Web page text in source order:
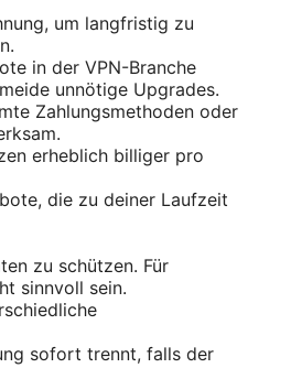
um langfristig zu
in der VPN-Branche
unnötige Upgrades.
Zahlungsmethoden oder
erheblich billiger pro
die zu deiner Laufzeit
zu schützen. Für
sinnvoll sein.
sofort trennt, falls der